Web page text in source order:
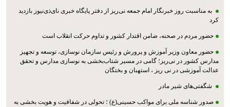
به مناسبت روز خبرنگار امام جمعه نی‌ریز از دفتر پایگاه خبری نای‌ذی‌نیوز بازدید
کرد
حضور مردم در صحنه، ضامن اقتدار کشور و تداوم حرکت انقلاب است
حضور معاون وزیر آموزش و پرورش و رئیس سازمان نوسازی، توسعه و تجهیز
مدارس کشور در نی‌ریز؛ گامی در مسیر شتاب‌بخشی به نوسازی مدارس و تحقق
عدالت آموزشی در نی ریز ، استهبان و بختگان
شگفتی‌های شیر مادر
صدور شناسه ملی برای مواکب حسینی(ع) ؛ تحولی در شفافیت و هویت بخشی به